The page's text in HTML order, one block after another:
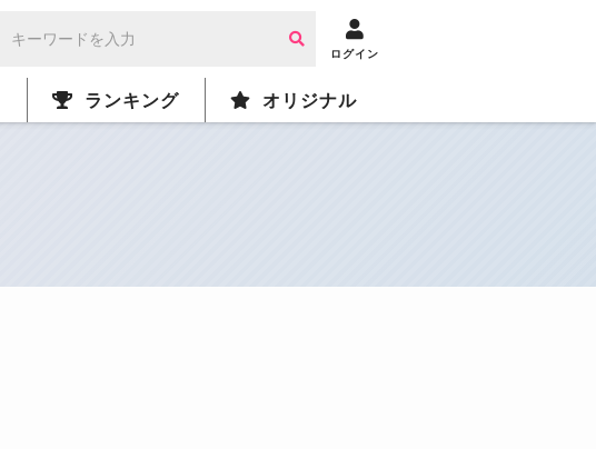
ログイン
ランキング オリジナル